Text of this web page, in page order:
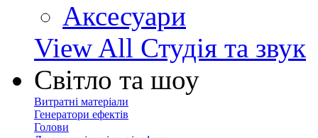
Аксесуари
View All Студія та звук
Світло та шоу
Витратні матеріали
Генератори ефектів
Голови